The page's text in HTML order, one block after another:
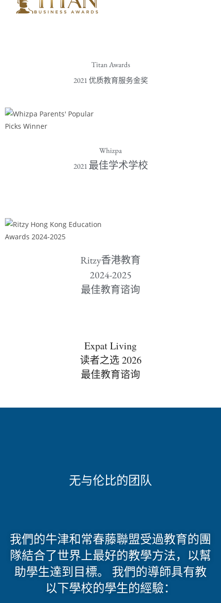
Titan Awards
2021 优质教育服务金奖
Whizpa
2021 最佳学术学校
Ritzy香港教育
2024-2025
最佳教育谘询
Expat Living
读者之选 2026
最佳教育谘询
无与伦比的团队
我們的牛津和常春藤聯盟受過教育的團
隊結合了世界上最好的教學方法，以幫
助學生達到目標。 我們的導師具有教
以下學校的學生的經驗：